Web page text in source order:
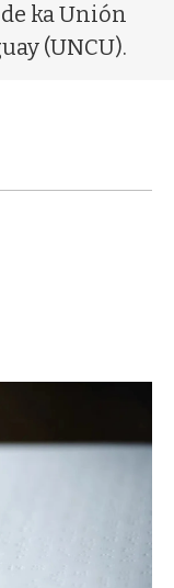
ka Unión
(UNCU).